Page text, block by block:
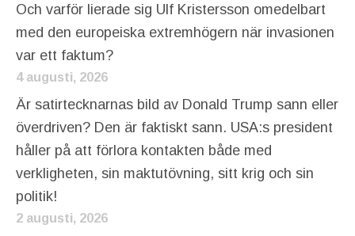
Och varför lierade sig Ulf Kristersson omedelbart
med den europeiska extremhögern när invasionen
var ett faktum?
4 augusti, 2026
Är satirtecknarnas bild av Donald Trump sann eller
överdriven? Den är faktiskt sann. USA:s president
håller på att förlora kontakten både med
verkligheten, sin maktutövning, sitt krig och sin
politik!
2 augusti, 2026